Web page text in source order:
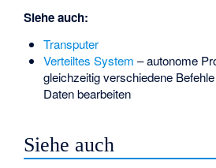
Siehe auch:
Transputer
Verteiltes System – autonome
gleichzeitig verschiedene
Daten bearbeiten
Siehe auch